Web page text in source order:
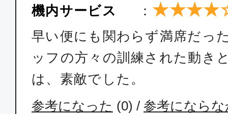
機内サービス ：
早い便にも関わらず満席だっ
ッフの方々の訓練された動き
は、素敵でした。
参考になった (0) / 参考になら